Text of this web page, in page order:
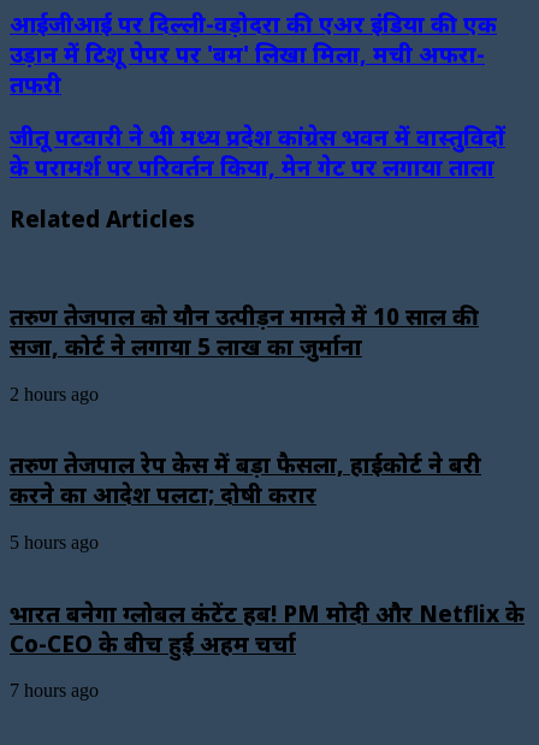
आईजीआई पर दिल्ली-वड़ोदरा की एअर इंडिया की एक
उड़ान में टिशू पेपर पर 'बम' लिखा मिला, मची अफरा-
तफरी
जीतू पटवारी ने भी मध्य प्रदेश कांग्रेस भवन में वास्तुविदों
के परामर्श पर परिवर्तन किया, मेन गेट पर लगाया ताला
Related Articles
तरुण तेजपाल को यौन उत्पीड़न मामले में 10 साल की
सजा, कोर्ट ने लगाया ₹5 लाख का जुर्माना
2 hours ago
तरुण तेजपाल रेप केस में बड़ा फैसला, हाईकोर्ट ने बरी
करने का आदेश पलटा; दोषी करार
5 hours ago
भारत बनेगा ग्लोबल कंटेंट हब! PM मोदी और Netflix के
Co-CEO के बीच हुई अहम चर्चा
7 hours ago